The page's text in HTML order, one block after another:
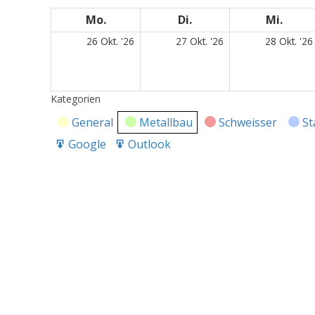
Mo.Montag Di. Mi.
26 Okt. '26 27 Okt. '26 28 Okt. '26
Kategorien
General Metallbau Schweisser
Export
Google
Export
Outlook